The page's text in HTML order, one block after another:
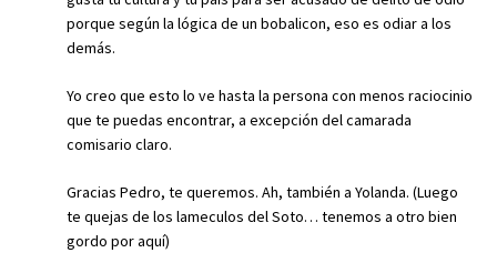
porque según la lógica de un bobalicon, eso es odiar a los
demás.
Yo creo que esto lo ve hasta la persona con menos raciocinio
que te puedas encontrar, a excepción del camarada
comisario claro.
Gracias Pedro, te queremos. Ah, también a Yolanda. (Luego
te quejas de los lameculos del Soto… tenemos a otro bien
gordo por aquí)